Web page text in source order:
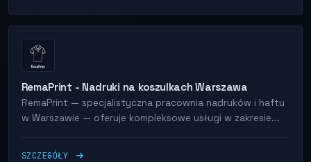
RemaPrint - Nadruki na koszulkach Warszawa
RemaPrint — specjalistyczna pracownia nadruków i haftu
w Warszawie — oferuje kompleksowe usługi w zakresie...
SZCZEGÓŁY